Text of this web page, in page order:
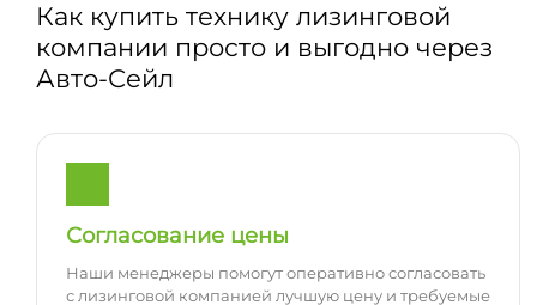
Как купить технику лизинговой
компании просто и выгодно через
Авто-Сейл
Согласование цены
Наши менеджеры помогут оперативно согласовать
с лизинговой компанией лучшую цену и требуемые